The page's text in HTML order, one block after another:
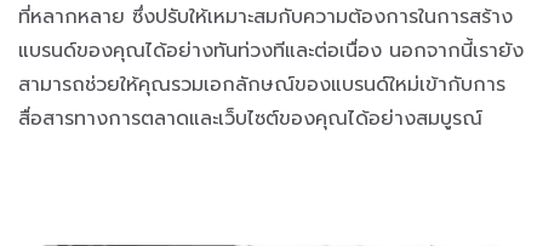
ที่หลากหลาย ซึ่งปรับให้เหมาะสมกับความต้องการในการสร้าง
แบรนด์ของคุณได้อย่างทันท่วงทีและต่อเนื่อง นอกจากนี้เรายัง
สามารถช่วยให้คุณรวมเอกลักษณ์ของแบรนด์ใหม่เข้ากับการ
สื่อสารทางการตลาดและเว็บไซต์ของคุณได้อย่างสมบูรณ์